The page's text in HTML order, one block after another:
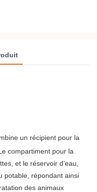
un récipient pour la
compartiment pour la
et le réservoir d’eau,
potable, répondant ainsi
des animaux